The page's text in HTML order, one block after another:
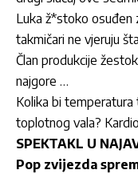
Luka ž*stoko osuđen
takmičari ne vjeruju
Član produkcije
najgore …
Kolika bi
toplotnog vala?
SPEKTAKL U
Pop zvijezda